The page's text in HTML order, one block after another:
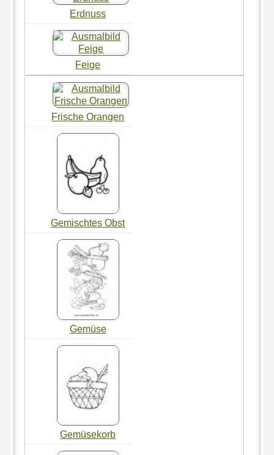
Erdnuss
Feige
Frische Orangen
Gemischtes Obst
Gemüse
Gemüsekorb